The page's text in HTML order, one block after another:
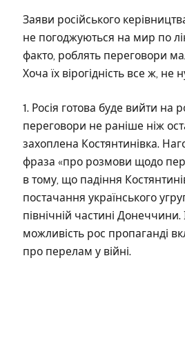
Заяви російського
не погоджуються на мир по
факто, роблять переговори
Хоча їх вірогідність все ж, не
1. Росія готова буде вийти на
переговори не раніше ніж
захоплена Костянтинівка.
фраза «про розмови щодо
в тому, що падіння
постачання українського
північній частині Донеччини.
можливість рос пропаганді
про перелам у війні.